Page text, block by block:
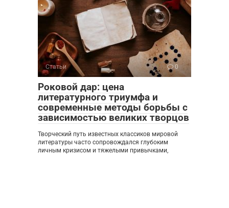
Статьи 0
Роковой дар: цена
литературного триумфа и
современные методы борьбы с
зависимостью великих творцов
Творческий путь известных классиков мировой
литературы часто сопровождался глубоким
личным кризисом и тяжелыми привычками,